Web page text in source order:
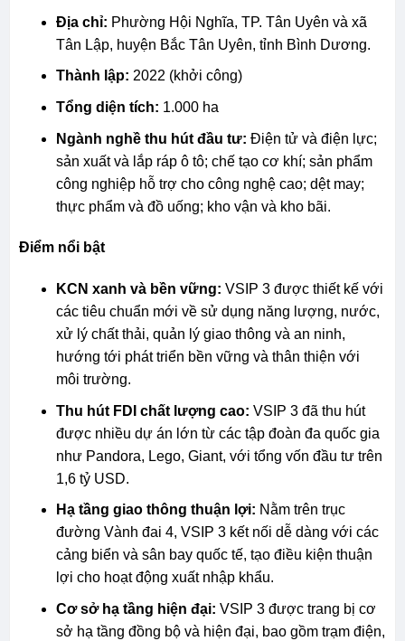
Địa chỉ: Phường Hội Nghĩa, TP. Tân Uyên và xã
Tân Lập, huyện Bắc Tân Uyên, tỉnh Bình Dương.
Thành lập: 2022 (khởi công)
Tổng diện tích: 1.000 ha
Ngành nghề thu hút đầu tư: Điện tử và điện lực;
sản xuất và lắp ráp ô tô; chế tạo cơ khí; sản phẩm
công nghiệp hỗ trợ cho công nghệ cao; dệt may;
thực phẩm và đồ uống; kho vận và kho bãi.
Điểm nổi bật
KCN xanh và bền vững: VSIP 3 được thiết kế với
các tiêu chuẩn mới về sử dụng năng lượng, nước,
xử lý chất thải, quản lý giao thông và an ninh,
hướng tới phát triển bền vững và thân thiện với
môi trường.
Thu hút FDI chất lượng cao: VSIP 3 đã thu hút
được nhiều dự án lớn từ các tập đoàn đa quốc gia
như Pandora, Lego, Giant, với tổng vốn đầu tư trên
1,6 tỷ USD.
Hạ tầng giao thông thuận lợi: Nằm trên trục
đường Vành đai 4, VSIP 3 kết nối dễ dàng với các
cảng biển và sân bay quốc tế, tạo điều kiện thuận
lợi cho hoạt động xuất nhập khẩu.
Cơ sở hạ tầng hiện đại: VSIP 3 được trang bị cơ
sở hạ tầng đồng bộ và hiện đại, bao gồm trạm điện,